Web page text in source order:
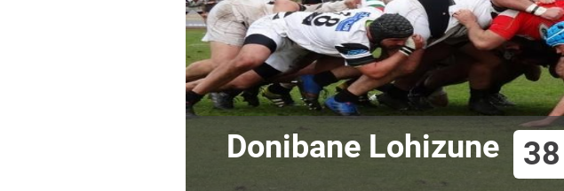
Donibane Lohizune 38